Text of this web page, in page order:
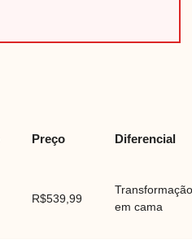
Preço Diferencial
R$539,99
Transformação
em cama